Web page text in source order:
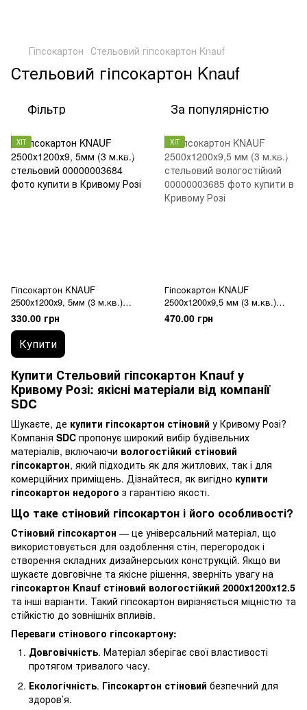
Гіпсокартон Стельовий гіпсокартон Knauf
Стельовий гіпсокартон Knauf
Фільтр За популярністю
ХІТ
Гіпсокартон KNAUF
2500х1200х9, 5мм (3 м.кв.)
стельовий
330.00 грн
Купити
ХІТ
Гіпсокартон KNAUF
2500х1200х9,5 мм (3 м.кв.)
стельовий вологостійкий
470.00 грн
Купити Стельовий гіпсокартон Knauf у
Кривому Розі: якісні матеріали від компанії
SDC
Шукаєте, де купити гіпсокартон стіновий у Кривому Розі?
Компанія SDC пропонує широкий вибір будівельних
матеріалів, включаючи вологостійкий стіновий
гіпсокартон, який підходить як для житлових, так і для
комерційних приміщень. Дізнайтеся, як вигідно купити
гіпсокартон недорого з гарантією якості.
Що таке стіновий гіпсокартон і його особливості?
Стіновий гіпсокартон — це універсальний матеріал, що
використовується для оздоблення стін, перегородок і
створення складних дизайнерських конструкцій. Якщо ви
шукаєте довговічне та якісне рішення, зверніть увагу на
гіпсокартон Knauf стіновий вологостійкий 2000х1200х12.5
та інші варіанти. Такий гіпсокартон вирізняється міцністю та
стійкістю до зовнішніх впливів.
Переваги стінового гіпсокартону:
Довговічність. Матеріал зберігає свої властивості
протягом тривалого часу.
Екологічність. Гіпсокартон стіновий безпечний для
здоров’я.